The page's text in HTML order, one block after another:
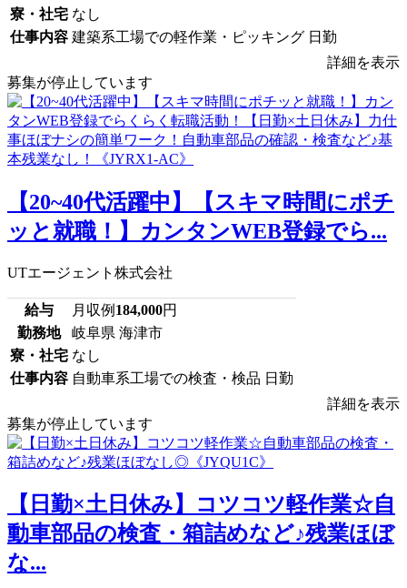
寮・社宅 なし
仕事内容 建築系工場での軽作業・ピッキング 日勤
詳細を表示
募集が停止しています
【20~40代活躍中】【スキマ時間にポチ
ッと就職！】カンタンWEB登録でら...
UTエージェント株式会社
給与 月収例 184,000円
勤務地
岐阜県 海津市
寮・社宅 なし
仕事内容 自動車系工場での検査・検品 日勤
詳細を表示
募集が停止しています
【日勤×土日休み】コツコツ軽作業☆自
動車部品の検査・箱詰めなど♪残業ほぼ
な...